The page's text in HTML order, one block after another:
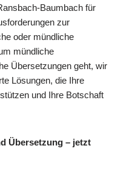
Baumbach für
zur
oder mündliche
mündliche
Übersetzungen geht, wir
Lösungen, die Ihre
und Ihre Botschaft
Übersetzung – jetzt